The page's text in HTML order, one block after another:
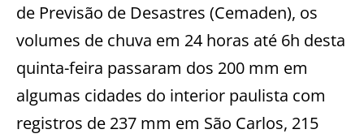
de Previsão de Desastres (Cemaden), os
volumes de chuva em 24 horas até 6h desta
quinta-feira passaram dos 200 mm em
algumas cidades do interior paulista com
registros de 237 mm em São Carlos, 215